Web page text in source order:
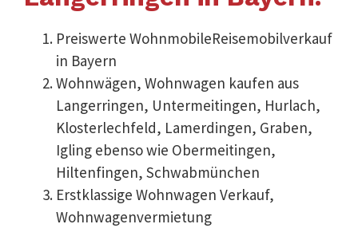
Preiswerte WohnmobileReisemobilverkauf
in Bayern
Wohnwägen, Wohnwagen kaufen aus
Langerringen, Untermeitingen, Hurlach,
Klosterlechfeld, Lamerdingen, Graben,
Igling ebenso wie Obermeitingen,
Hiltenfingen, Schwabmünchen
Erstklassige Wohnwagen Verkauf,
Wohnwagenvermietung